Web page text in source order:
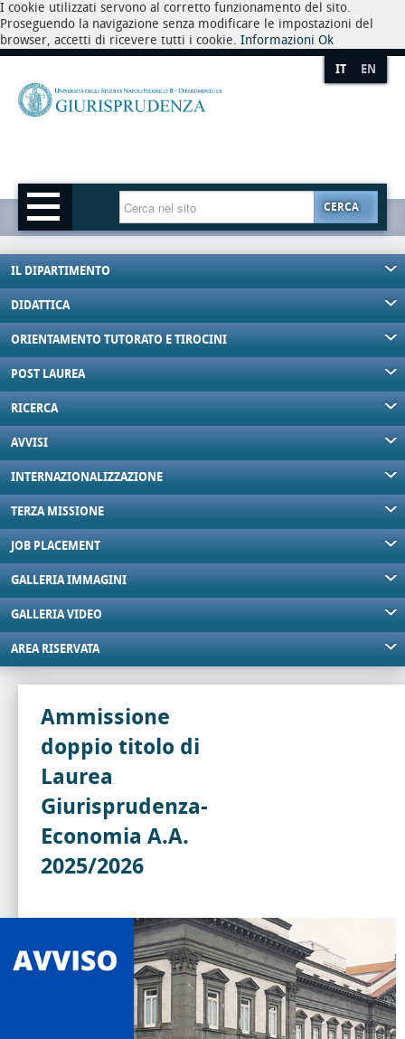
I cookie utilizzati servono al corretto funzionamento del sito.
Proseguendo la navigazione senza modificare le impostazioni del
browser, accetti di ricevere tutti i cookie. Informazioni Ok
IT EN
CERCA
IL DIPARTIMENTO
DIDATTICA
ORIENTAMENTO TUTORATO E TIROCINI
POST LAUREA
RICERCA
AVVISI
INTERNAZIONALIZZAZIONE
TERZA MISSIONE
JOB PLACEMENT
GALLERIA IMMAGINI
GALLERIA VIDEO
AREA RISERVATA
Ammissione
doppio titolo di
Laurea
Giurisprudenza-
Economia A.A.
2025/2026